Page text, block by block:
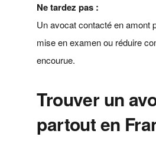
Ne tardez pas :
Un avocat contacté en amont
mise en examen ou réduire
encourue.
Trouver un
partout en